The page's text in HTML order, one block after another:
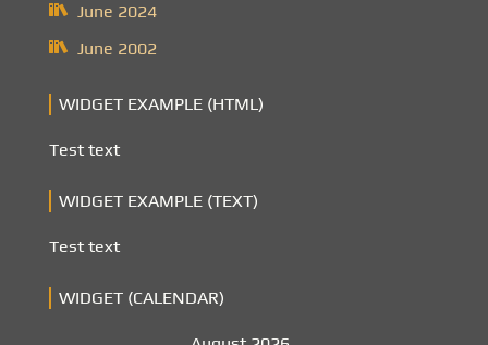
June 2024
June 2002
WIDGET EXAMPLE (HTML)
Test text
WIDGET EXAMPLE (TEXT)
Test text
WIDGET (CALENDAR)